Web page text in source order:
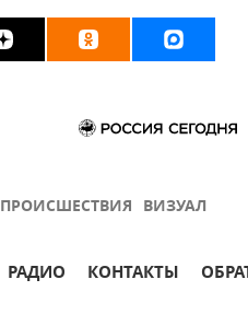
ПРОИСШЕСТВИЯ ВИЗУАЛ
РАДИО КОНТАКТЫ